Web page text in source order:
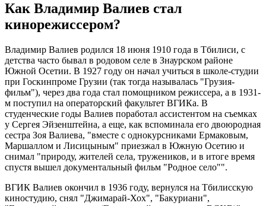
Как Владимир Валиев стал
кинорежиссером?
Владимир Валиев родился 18 июня 1910 года в Тбилиси, с
детства часто бывал в родовом селе в Знаурском районе
Южной Осетии. В 1927 году он начал учиться в школе-студии
при Госкинпроме Грузии (так тогда называлась "Грузия-
фильм"), через два года стал помощником режиссера, а в 1931-
м поступил на операторский факультет ВГИКа. В
студенческие годы Валиев поработал ассистентом на съемках
у Сергея Эйзенштейна, а еще, как вспоминала его двоюродная
сестра Зоя Валиева, "вместе с однокурсниками Ермаковым,
Маршаллом и Лисицыным" приезжал в Южную Осетию и
снимал "природу, жителей села, тружеников, и в итоге время
спустя вышел документальный фильм "Родное село"".
ВГИК Валиев окончил в 1936 году, вернулся на Тбилисскую
киностудию, снял "Джимарай-Хох", "Бакуриани",